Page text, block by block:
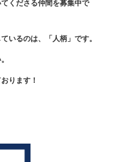
くださる仲間を募集中で
いるのは、「人柄」です。
ります！